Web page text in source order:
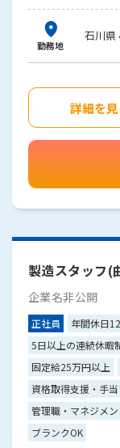
勤務地
石川県
詳細を
製造スタッフ(
企業名非公開
正社員 年間休日
5日以上の連続休暇
固定給25万円以上
資格取得支援・手当
管理職・マネジメ
ブランクOK